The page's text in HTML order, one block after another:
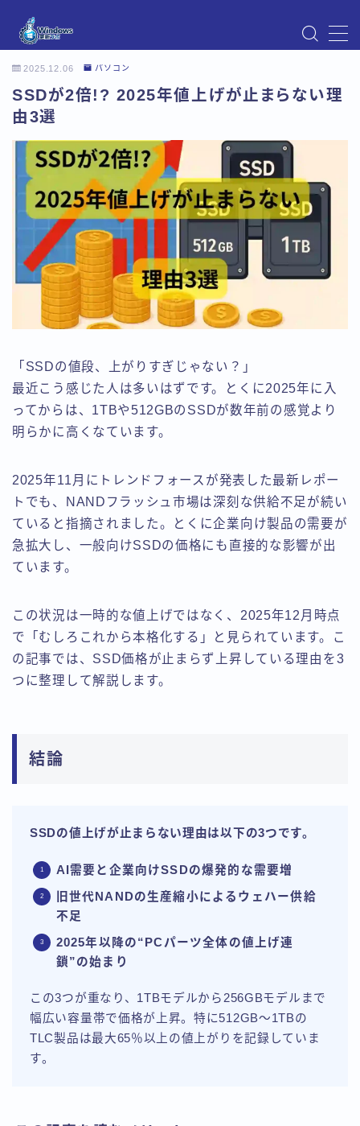
Instagram
Windows Updateの不具合・エラー対処法まとめ
【Windows11対応】
アクセス
お問い合わせ
デモプリセット記事 Part07
トップページ
プライバシーポリシー
プロフィール
メニュー
利用規約／特定商取引法に基づく表記
有料記事の決済完了ページ
運営者情報
2025.12.06 パソコン
SSDが2倍!? 2025年値上げが止まらない理
由3選
「SSDの値段、上がりすぎじゃない？」
最近こう感じた人は多いはずです。とくに2025年に入
ってからは、1TBや512GBのSSDが数年前の感覚より
明らかに高くなています。
2025年11月にトレンドフォースが発表した最新レポー
トでも、NANDフラッシュ市場は深刻な供給不足が続い
ていると指摘されました。とくに企業向け製品の需要が
急拡大し、一般向けSSDの価格にも直接的な影響が出
ています。
この状況は一時的な値上げではなく、2025年12月時点
で「むしろこれから本格化する」と見られています。こ
の記事では、SSD価格が止まらず上昇している理由を3
つに整理して解説します。
結論
SSDの値上げが止まらない理由は以下の3つです。
AI需要と企業向けSSDの爆発的な需要増
旧世代NANDの生産縮小によるウェハー供給
不足
2025年以降の“PCパーツ全体の値上げ連
鎖”の始まり
この3つが重なり、1TBモデルから256GBモデルまで
幅広い容量帯で価格が上昇。特に512GB〜1TBの
TLC製品は最大65％以上の値上がりを記録していま
す。